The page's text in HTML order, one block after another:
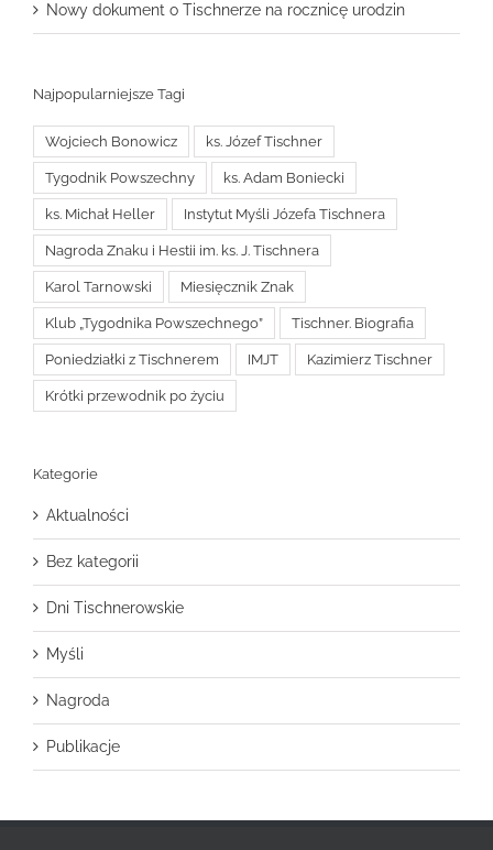
Nowy dokument o Tischnerze na rocznicę urodzin
Najpopularniejsze Tagi
Wojciech Bonowicz ks. Józef Tischner
Tygodnik Powszechny ks. Adam Boniecki
ks. Michał Heller Instytut Myśli Józefa Tischnera
Nagroda Znaku i Hestii im. ks. J. Tischnera
Karol Tarnowski Miesięcznik Znak
Klub „Tygodnika Powszechnego” Tischner. Biografia
Poniedziałki z Tischnerem IMJT Kazimierz Tischner
Krótki przewodnik po życiu
Kategorie
Aktualności
Bez kategorii
Dni Tischnerowskie
Myśli
Nagroda
Publikacje